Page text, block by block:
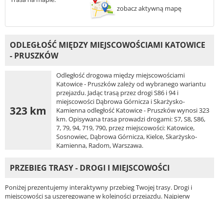
zobacz aktywną mapę
ODLEGŁOŚĆ MIĘDZY MIEJSCOWOŚCIAMI KATOWICE
- PRUSZKÓW
323 km
Odległość drogowa między miejscowościami
Katowice - Pruszków zależy od wybranego wariantu
przejazdu. Jadąc trasą przez drogi S86 i 94 i
miejscowości Dąbrowa Górnicza i Skarżysko-
Kamienna odległość Katowice - Pruszków wynosi 323
km. Opisywana trasa prowadzi drogami: S7, S8, S86,
7, 79, 94, 719, 790, przez miejscowości: Katowice,
Sosnowiec, Dąbrowa Górnicza, Kielce, Skarżysko-
Kamienna, Radom, Warszawa.
PRZEBIEG TRASY - DROGI I MIEJSCOWOŚCI
Poniżej prezentujemy interaktywny przebieg Twojej trasy. Drogi i
miejscowości są uszeregowane w kolejności przejazdu. Najpierw